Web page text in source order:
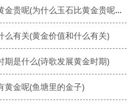
为什么玉石比黄金贵呢(为什么玉石比黄金贵呢怎么回事)
么有关(黄金价值和什么有关)
期是什么(诗歌发展黄金时期)
黄金呢(鱼塘里的金子)